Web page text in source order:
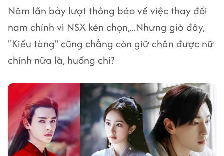
Năm lần bảy lượt thông báo về việc thay đổi
nam chính vì NSX kén chọn,...Nhưng giờ đây,
"Kiều tàng" cũng chẳng còn giữ chân được nữ
chính nữa là, huống chi?